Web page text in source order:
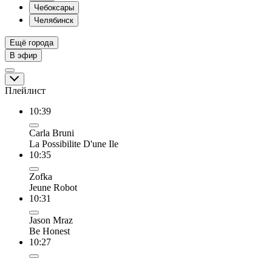
Чебоксары
Челябинск
Ещё города
В эфир
Плейлист
10:39
Carla Bruni
La Possibilite D'une Ile
10:35
Zofka
Jeune Robot
10:31
Jason Mraz
Be Honest
10:27